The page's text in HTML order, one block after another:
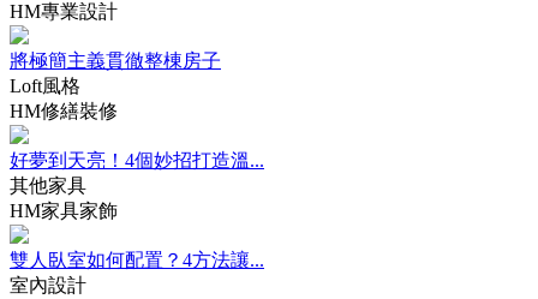
HM專業設計
將極簡主義貫徹整棟房子
Loft風格
HM修繕裝修
好夢到天亮！4個妙招打造溫...
其他家具
HM家具家飾
雙人臥室如何配置？4方法讓...
室內設計